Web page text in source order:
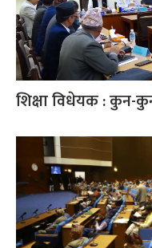
शिक्षा विधेयक : कुन-